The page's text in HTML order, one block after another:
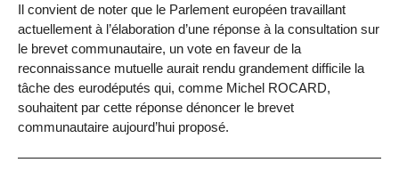
Il convient de noter que le Parlement européen travaillant
actuellement à l’élaboration d’une réponse à la consultation sur
le brevet communautaire, un vote en faveur de la
reconnaissance mutuelle aurait rendu grandement difficile la
tâche des eurodéputés qui, comme Michel ROCARD,
souhaitent par cette réponse dénoncer le brevet
communautaire aujourd’hui proposé.